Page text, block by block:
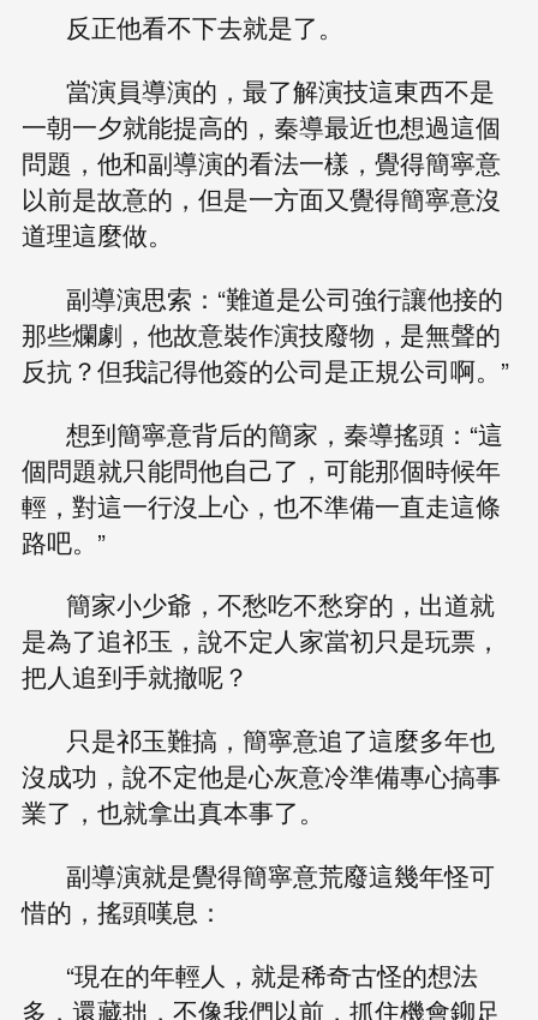
反正他看不下去就是了。
當演員導演的，最了解演技這東西不是
一朝一夕就能提高的，秦導最近也想過這個
問題，他和副導演的看法一樣，覺得簡寧意
以前是故意的，但是一方面又覺得簡寧意沒
道理這麼做。
副導演思索：“難道是公司強行讓他接的
那些爛劇，他故意裝作演技廢物，是無聲的
反抗？但我記得他簽的公司是正規公司啊。”
想到簡寧意背后的簡家，秦導搖頭：“這
個問題就只能問他自己了，可能那個時候年
輕，對這一行沒上心，也不準備一直走這條
路吧。”
簡家小少爺，不愁吃不愁穿的，出道就
是為了追祁玉，說不定人家當初只是玩票，
把人追到手就撤呢？
只是祁玉難搞，簡寧意追了這麼多年也
沒成功，說不定他是心灰意冷準備專心搞事
業了，也就拿出真本事了。
副導演就是覺得簡寧意荒廢這幾年怪可
惜的，搖頭嘆息：
“現在的年輕人，就是稀奇古怪的想法
多，還藏拙，不像我們以前，抓住機會鉚足